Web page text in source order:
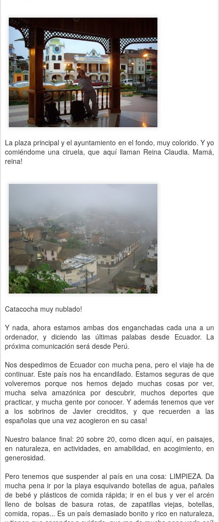
La plaza principal y el ayuntamiento en el fondo, muy colorido. Y yo
comiéndome una ciruela, que aquí llaman Reina Claudia. Mamá,
reina!
Catacocha muy nublado!
Y nada, ahora estamos ambas dos enganchadas cada una a un
ordenador, y diciendo las últimas palabas desde Ecuador. La
próxima comunicación será desde Perú.
Nos despedimos de Ecuador con mucha pena, pero el viaje ha de
continuar. Este país nos ha encandilado. Estamos seguras de que
volveremos porque nos hemos dejado muchas cosas por ver,
mucha selva amazónica por descubrir, muchos deportes que
practicar, y mucha gente por conocer. Y además tenemos que ver
a los sobrinos de Javier creciditos, y que recuerden a las
españolas que una vez acogieron en su casa!
Nuestro balance final: 20 sobre 20, como dicen aquí, en paisajes,
en naturaleza, en actividades, en amabilidad, en acogimiento, en
generosidad.
Pero tenemos que suspender al país en una cosa: LIMPIEZA. Da
mucha pena ir por la playa esquivando botellas de agua, pañales
de bebé y plásticos de comida rápida; ir en el bus y ver el arcén
lleno de bolsas de basura rotas, de zapatillas viejas, botellas,
comida, ropas... Es un país demasiado bonito y rico en naturaleza,